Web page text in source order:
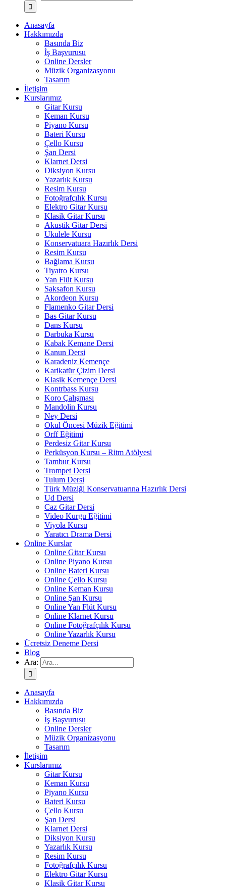
Anasayfa
Hakkımızda
Basında Biz
İş Başvurusu
Online Dersler
Müzik Organizasyonu
Tasarım
İletişim
Kurslarımız
Gitar Kursu
Keman Kursu
Piyano Kursu
Bateri Kursu
Çello Kursu
Şan Dersi
Klarnet Dersi
Diksiyon Kursu
Yazarlık Kursu
Resim Kursu
Fotoğrafçılık Kursu
Elektro Gitar Kursu
Klasik Gitar Kursu
Akustik Gitar Dersi
Ukulele Kursu
Konservatuara Hazırlık Dersi
Resim Kursu
Bağlama Kursu
Tiyatro Kursu
Yan Flüt Kursu
Saksafon Kursu
Akordeon Kursu
Flamenko Gitar Dersi
Bas Gitar Kursu
Dans Kursu
Darbuka Kursu
Kabak Kemane Dersi
Kanun Dersi
Karadeniz Kemençe
Karikatür Çizim Dersi
Klasik Kemençe Dersi
Kontrbass Kursu
Koro Çalışması
Mandolin Kursu
Ney Dersi
Okul Öncesi Müzik Eğitimi
Orff Eğitimi
Perdesiz Gitar Kursu
Perküsyon Kursu – Ritm Atölyesi
Tambur Kursu
Trompet Dersi
Tulum Dersi
Türk Müziği Konservatuarına Hazırlık Dersi
Ud Dersi
Caz Gitar Dersi
Video Kurgu Eğitimi
Viyola Kursu
Yaratıcı Drama Dersi
Online Kurslar
Online Gitar Kursu
Online Piyano Kursu
Online Bateri Kursu
Online Çello Kursu
Online Keman Kursu
Online Şan Kursu
Online Yan Flüt Kursu
Online Klarnet Kursu
Online Fotoğrafçılık Kursu
Online Yazarlık Kursu
Ücretsiz Deneme Dersi
Blog
Ara:
Anasayfa
Hakkımızda
Basında Biz
İş Başvurusu
Online Dersler
Müzik Organizasyonu
Tasarım
İletişim
Kurslarımız
Gitar Kursu
Keman Kursu
Piyano Kursu
Bateri Kursu
Çello Kursu
Şan Dersi
Klarnet Dersi
Diksiyon Kursu
Yazarlık Kursu
Resim Kursu
Fotoğrafçılık Kursu
Elektro Gitar Kursu
Klasik Gitar Kursu